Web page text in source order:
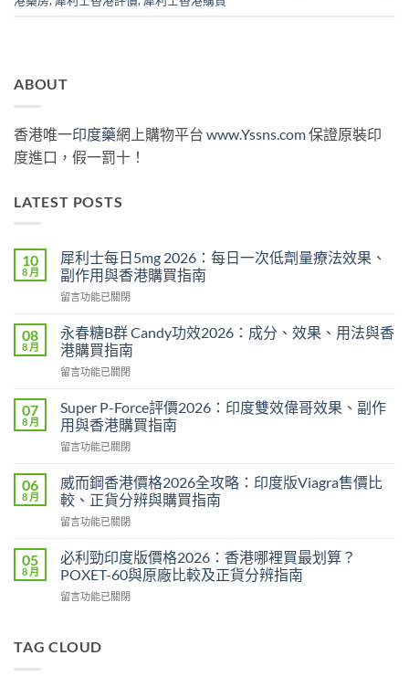
ABOUT
香港唯一印度藥網上購物平台 www.Yssns.com保證原裝印
度進口，假一罰十！
LATEST POSTS
10
8 月
犀利士每日5mg 2026：每日一次低劑量療法效果、
副作用與香港購買指南
在
利
士
每
日
2026：
每
日
一
低
劑
療
效
果、
副
香
留言功能已關閉
08
8 月
永春糖B群 Candy功效2026：成分、效果、用法與香
港購買指南
在
春
糖
B
群
功
效
2026：
成
效
果、
法
港
留言功能已關閉
07
8 月
Super P-Force評價2026：印度雙效偉哥效果、副作
用與香港購買指南
在
P-
Force
評
價
印
度
效
效
留言功能已關閉
06
8 月
威而鋼香港價格2026全攻略：印度版Viagra售價比
較、正貨分辨與購買指南
在
而
鋼
香
港
2026
留言功能已關閉
05
8 月
必利勁印度版價格2026：香港哪裡買最划算？
POXET-60與原廠比較及正貨分辨指南
在
勁
留言功能已關閉
TAG CLOUD